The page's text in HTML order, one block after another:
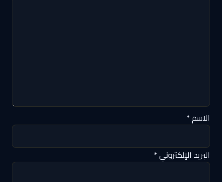
الاسم*
البريد الإلكتروني*